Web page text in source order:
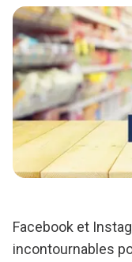
Facebook et
incontournables